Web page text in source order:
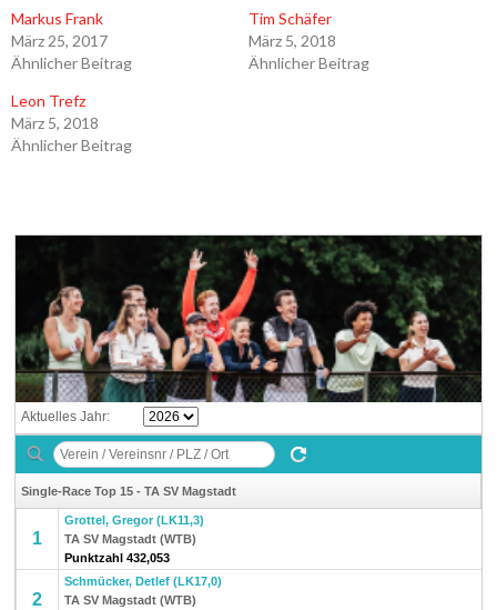
Markus Frank
März 25, 2017
Ähnlicher Beitrag
Tim Schäfer
März 5, 2018
Ähnlicher Beitrag
Leon Trefz
März 5, 2018
Ähnlicher Beitrag